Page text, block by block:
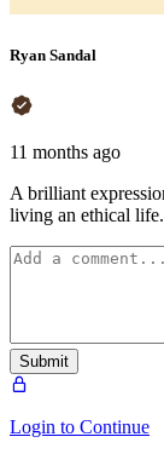
Ryan Sandal
11 months ago
A brilliant
living an ethical life.
Submit
Login to Continue